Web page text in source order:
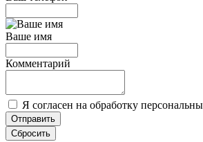
Ваше имя
Комментарий
Я согласен на обработку